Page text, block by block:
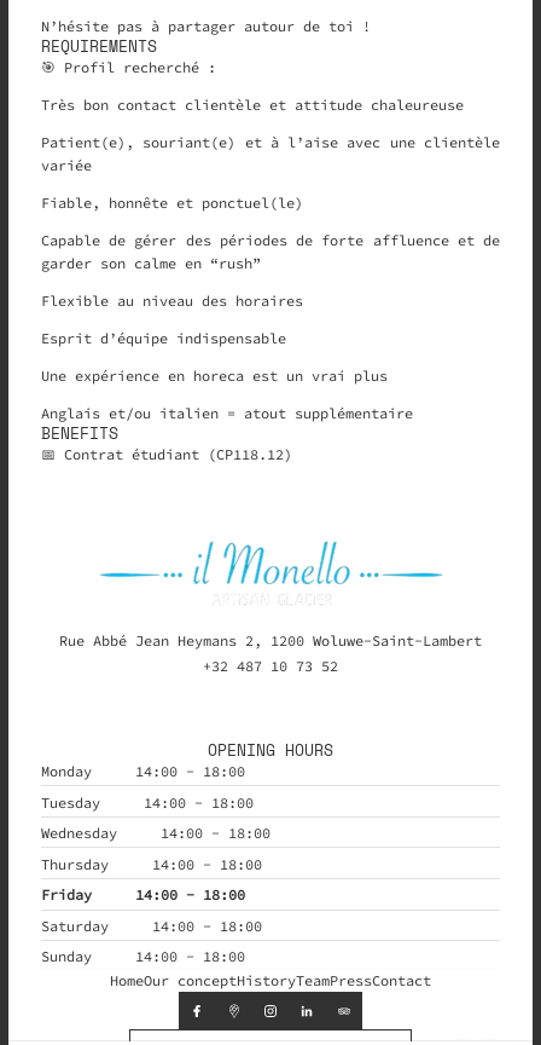
N’hésite pas à partager autour de toi !
REQUIREMENTS
🎯 Profil recherché :
Très bon contact clientèle et attitude chaleureuse
Patient(e), souriant(e) et à l’aise avec une clientèle
variée
Fiable, honnête et ponctuel(le)
Capable de gérer des périodes de forte affluence et de
garder son calme en “rush”
Flexible au niveau des horaires
Esprit d’équipe indispensable
Une expérience en horeca est un vrai plus
Anglais et/ou italien = atout supplémentaire
BENEFITS
📅 Contrat étudiant (CP118.12)
Rue Abbé Jean Heymans 2, 1200 Woluwe-Saint-Lambert
+32 487 10 73 52
OPENING HOURS
Monday
14:00 - 18:00
Tuesday
14:00 - 18:00
Wednesday
14:00 - 18:00
Thursday
14:00 - 18:00
Friday
14:00 - 18:00
Saturday
14:00 - 18:00
Sunday
14:00 - 18:00
HomeOur conceptHistoryTeamPressContact